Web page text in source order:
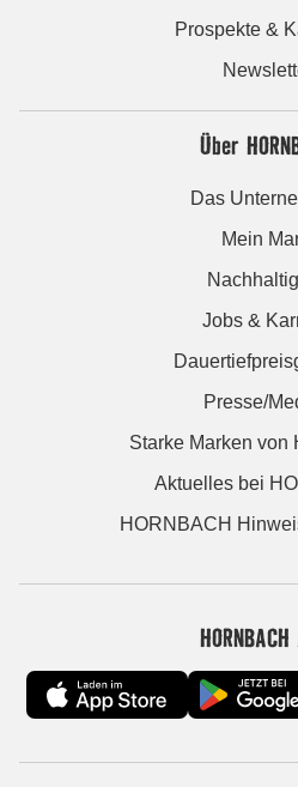
Prospekte &
Über
Das
Mein
Jobs &
Presse/
Starke Marken von
Aktuelles bei
HORNBACH